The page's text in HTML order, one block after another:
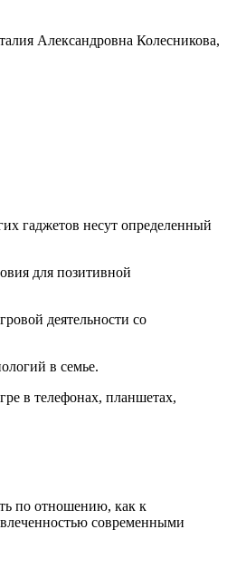
Александровна Колесникова,
гаджетов несут определенный
для позитивной
деятельности со
в семье.
в телефонах, планшетах,
по отношению, как к
современными